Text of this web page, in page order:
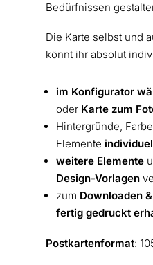
Bedürfnissen
Die Karte selbst und
könnt ihr absolut
im Konfigurator
oder Karte zum
Hintergründe,
Elemente
weitere Elemente
Design-Vorlagen
zum Downloaden
fertig gedruckt
Postkartenformat: